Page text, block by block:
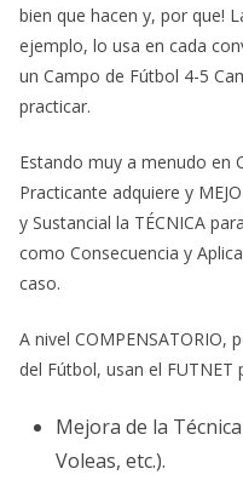
bien que hacen y, por que!
ejemplo, lo usa en cada
un Campo de Fútbol 4-5
practicar.
Estando muy a menudo en
Practicante adquiere y
y Sustancial la TÉCNICA
como Consecuencia y
caso.
A nivel COMPENSATORIO,
del Fútbol, usan el FUTNET
Mejora de la
Voleas, etc.).